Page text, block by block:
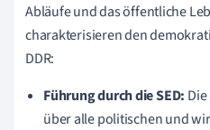
Abläufe und das öffentliche
charakterisieren den
DDR:
Führung durch die SED:
über alle politischen und